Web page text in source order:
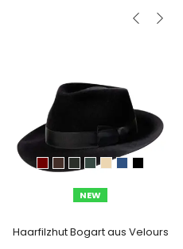
NEW
Haarfilzhut Bogart aus Velours